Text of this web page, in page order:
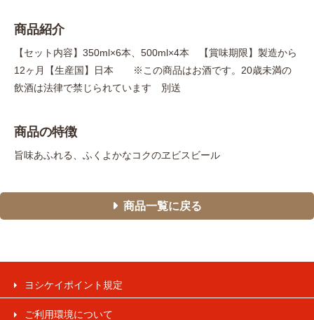
商品紹介
【セット内容】350ml×6本、500ml×4本 【賞味期限】製造から
12ヶ月【生産国】日本 ※この商品はお酒です。20歳未満の
飲酒は法律で禁じられています 別送
商品の特徴
旨味あふれる、ふくよかなコクのヱビスビール
商品一覧に戻る
ヨシケイポイント規定
ご利用環境について